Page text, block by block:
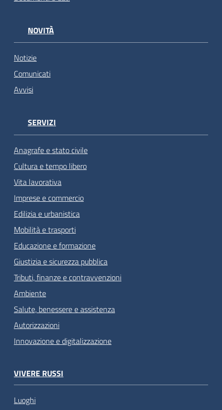
NOVITÀ
Notizie
Comunicati
Avvisi
SERVIZI
Anagrafe e stato civile
Cultura e tempo libero
Vita lavorativa
Imprese e commercio
Edilizia e urbanistica
Mobilità e trasporti
Educazione e formazione
Giustizia e sicurezza pubblica
Tributi, finanze e contravvenzioni
Ambiente
Salute, benessere e assistenza
Autorizzazioni
Innovazione e digitalizzazione
VIVERE RUSSI
Luoghi